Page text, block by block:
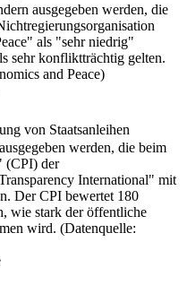
ausgegeben werden, die
als "sehr niedrig"
sehr konfliktträchtig gelten.
and Peace)
von Staatsanleihen
werden, die beim
(CPI) der
International" mit
Der CPI bewertet 180
wie stark der öffentliche
wird. (Datenquelle: